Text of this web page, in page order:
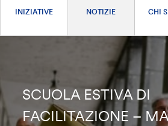
INIZIATIVE NOTIZIE CHI
SCUOLA ESTIVA DI
FACILITAZIONE –